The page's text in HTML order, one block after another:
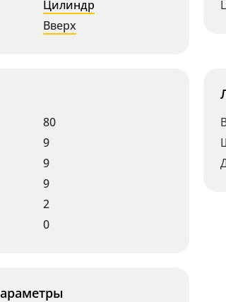
Цилиндр
Вверх
80
9
9
9
2
0